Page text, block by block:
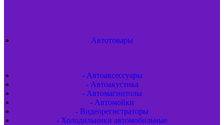
Автотовары
- Автоаксессуары
- Автоакустика
- Автомагнитолы
- Автомойки
- Видеорегистраторы
- Холодильники автомобильные